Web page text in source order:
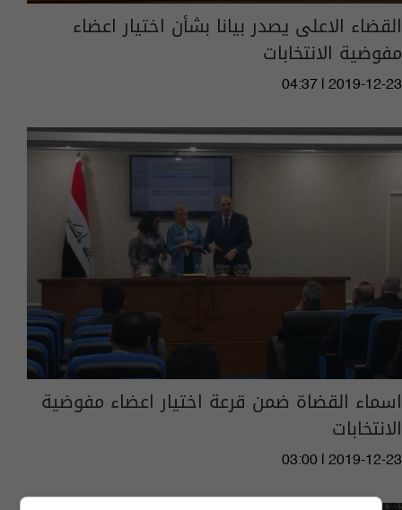
القضاء الاعلى يصدر بيانا بشأن اختيار اعضاء
مفوضية الانتخابات
04:37 | 2019-12-23
اسماء القضاة ضمن قرعة اختيار اعضاء مفوضية
الانتخابات
03:00 | 2019-12-23